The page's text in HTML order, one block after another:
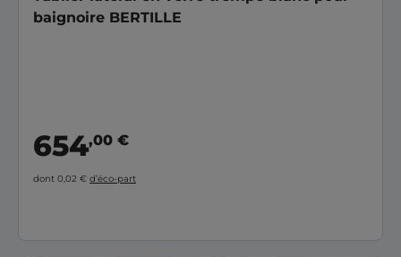
baignoire BERTILLE
654,00 €
dont 0,02 € d’éco-part